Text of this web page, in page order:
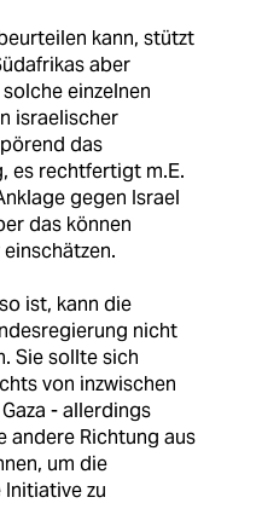
kann, stützt
aber
einzelnen
israelischer
das
es rechtfertigt m.E.
gegen Israel
das können
ist, kann die
nicht
Sie sollte sich
von inzwischen
- allerdings
andere Richtung aus
um die
zu